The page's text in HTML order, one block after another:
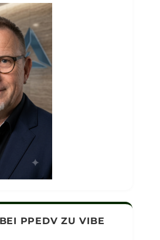
PPEDV ZU VIBE